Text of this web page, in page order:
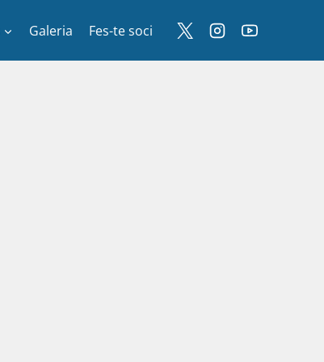
Galeria Fes-te soci